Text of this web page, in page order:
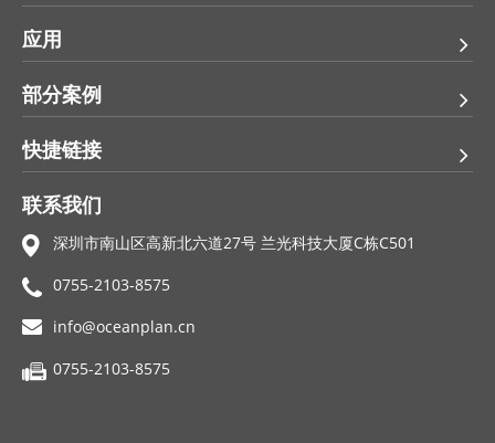
应用
部分案例
快捷链接
联系我们
深圳市南山区高新北六道27号 兰光科技大厦C栋C501
0755-2103-8575
info@oceanplan.cn
0755-2103-8575